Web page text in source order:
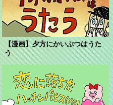
【漫画】夕方にかいぶつはうた
う